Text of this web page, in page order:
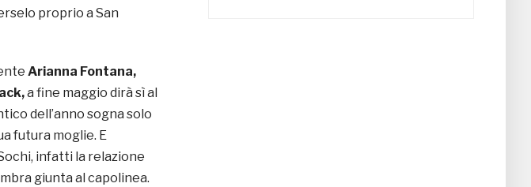
proprio a San
Arianna Fontana,
a fine maggio dirà sì al
dell’anno sogna solo
futura moglie. E
infatti la relazione
giunta al capolinea.